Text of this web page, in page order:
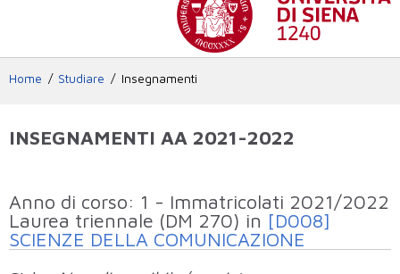
Home Studiare Insegnamenti
INSEGNAMENTI AA 2021-2022
Elenco degli insegnamenti attivi che sono
erogati nell'anno accademico
Anno di corso: 1 - Immatricolati 2021/2022
Laurea triennale (DM 270) in [D008]
SCIENZE DELLA COMUNICAZIONE